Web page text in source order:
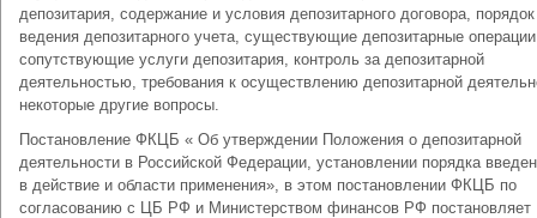
депозитария, содержание и условия депозитарного договора, порядок
ведения депозитарного учета, существующие депозитарные
сопутствующие услуги депозитария, контроль за депозитарной
деятельностью, требования к осуществлению депозитарной
некоторые другие вопросы.
Постановление ФКЦБ « Об утверждении Положения о депозитарной
деятельности в Российской Федерации, установлении порядка
в действие и области применения», в этом постановлении ФКЦБ по
согласованию с ЦБ РФ и Министерством финансов РФ постановляет